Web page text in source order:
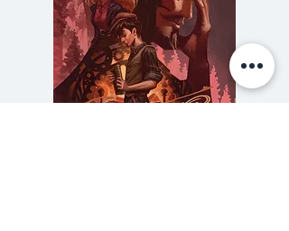
เกินไปจนทำให้มาจิถึงกับต้องล้ม
หมอนนอนเสื่อ!